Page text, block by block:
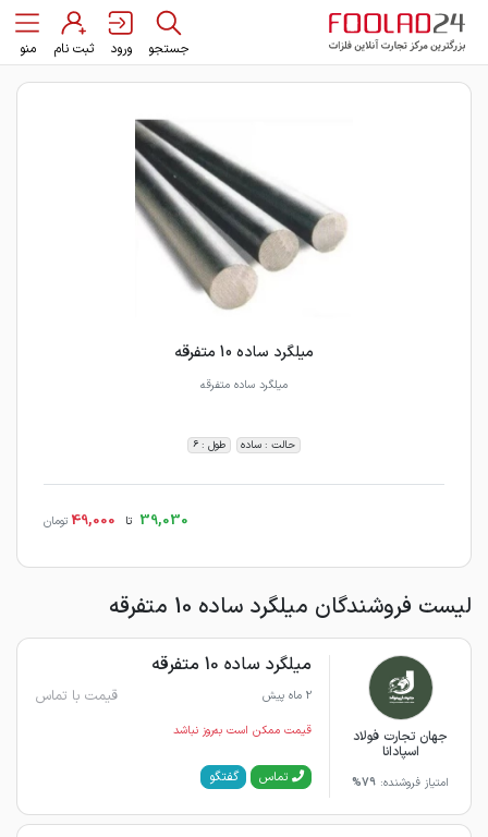
جستجو ورود ثبت نام منو
میلگرد ساده 10 متفرقه
میلگرد ساده متفرقه
حالت : ساده طول : 6
39,030 تا 49,000 تومان
لیست فروشندگان میلگرد ساده 10 متفرقه
جهان تجارت فولاد
اسپادانا
امتیاز فروشنده: 79%
میلگرد ساده 10 متفرقه
2 ماه پیش قیمت با تماس
قیمت ممکن است به‌روز نباشد
تماس گفتگو